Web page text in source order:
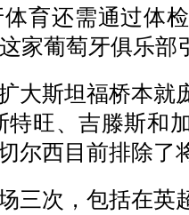
育还需通过体
家葡萄牙俱乐部
大斯坦福桥本就
特旺、吉滕斯和
尔西目前排除了
三次，包括在英